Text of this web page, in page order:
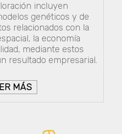
incluyen
genéticos y de
relacionados con la
la economía
mediante estos
resultado empresarial.
MÁS